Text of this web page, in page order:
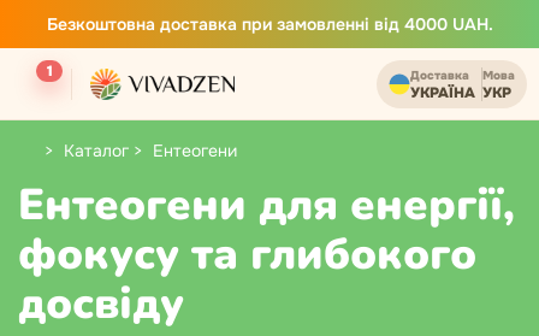
Безкоштовна доставка при замовленні від 4000 UAH.
1 Доставка
УКРАЇНА
Мова
УКР
Каталог Ентеогени
Ентеогени для енергії,
фокусу та глибокого
досвіду